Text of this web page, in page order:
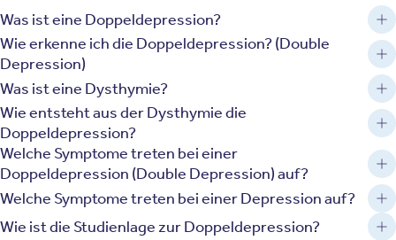
Was ist eine Doppeldepression?
Wie erkenne ich die Doppeldepression? (Double
Depression)
Was ist eine Dysthymie?
Wie entsteht aus der Dysthymie die
Doppeldepression?
Welche Symptome treten bei einer
Doppeldepression (Double Depression) auf?
Welche Symptome treten bei einer Depression auf?
Wie ist die Studienlage zur Doppeldepression?